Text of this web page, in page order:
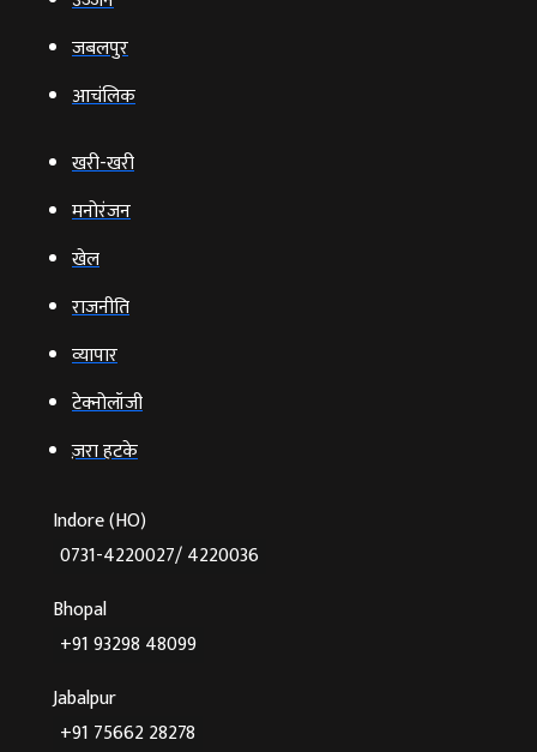
जबलपुर
आचंलिक
खरी-खरी
मनोरंजन
खेल
राजनीति
व्‍यापार
टेक्‍नोलॉजी
ज़रा हटके
Indore (HO)
0731-4220027/ 4220036
Bhopal
+91 93298 48099
Jabalpur
+91 75662 28278